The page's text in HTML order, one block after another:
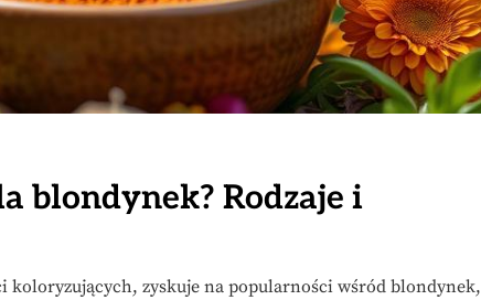
blondynek? Rodzaje i
koloryzujących, zyskuje na popularności wśród blondynek,